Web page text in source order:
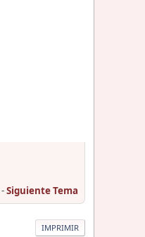
-Siguiente Tema
IMPRIMIR